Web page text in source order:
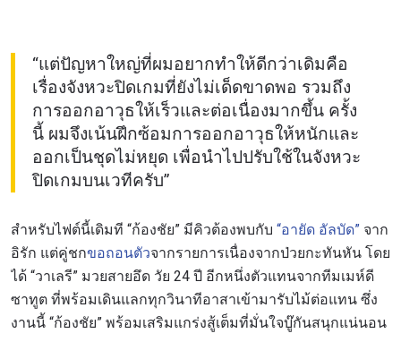
“แต่ปัญหาใหญ่ที่ผมอยากทำให้ดีกว่าเดิมคือ
เรื่องจังหวะปิดเกมที่ยังไม่เด็ดขาดพอ รวมถึง
การออกอาวุธให้เร็วและต่อเนื่องมากขึ้น ครั้ง
นี้ ผมจึงเน้นฝึกซ้อมการออกอาวุธให้หนักและ
ออกเป็นชุดไม่หยุด เพื่อนำไปปรับใช้ในจังหวะ
ปิดเกมบนเวทีครับ”
สำหรับไฟต์นี้เดิมที “ก้องชัย” มีคิวต้องพบกับ “อายัด อัลบัด” จาก
อิรัก แต่คู่ชกขอถอนตัวจากรายการเนื่องจากป่วยกะทันหัน โดย
ได้ “วาเลรี” มวยสายอึด วัย 24 ปี อีกหนึ่งตัวแทนจากทีมเมห์ดี
ซาทูต ที่พร้อมเดินแลกทุกวินาทีอาสาเข้ามารับไม้ต่อแทน ซึ่ง
งานนี้ “ก้องชัย” พร้อมเสริมแกร่งสู้เต็มที่มั่นใจบู๊กันสนุกแน่นอน